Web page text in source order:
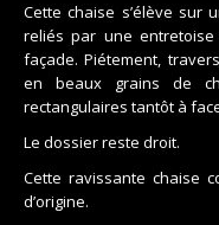
Cette chaise s’élève sur
reliés par une entretoise
façade. Piétement,
en beaux grains de
rectangulaires tantôt à
Le dossier reste droit.
Cette ravissante chaise
d’origine.